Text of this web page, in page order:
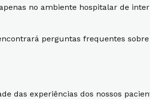
no ambiente hospitalar de
perguntas frequentes sobre
das experiências dos nossos